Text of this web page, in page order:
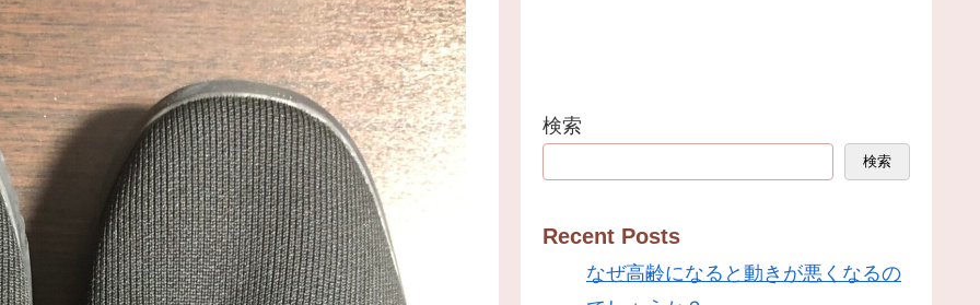
検索
検索
Recent Posts
なぜ高齢になると動きが悪くなるの